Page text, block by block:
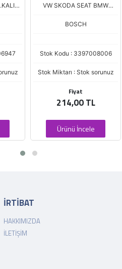
VW SKODA SEAT BMW
BOSCH
Stok Kodu : 3397008006
Stok Miktarı : Stok sorunuz
Fiyat
214,00 TL
Ürünü İncele
İRTİBAT
HAKKIMIZDA
İLETIŞIM